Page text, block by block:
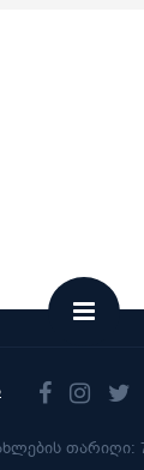
თარიღი: